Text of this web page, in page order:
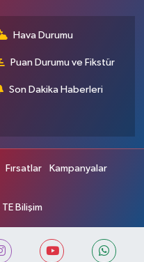
Hava Durumu
Puan Durumu ve Fikstür
Son Dakika Haberleri
Fırsatlar Kampanyalar
TE Bilişim